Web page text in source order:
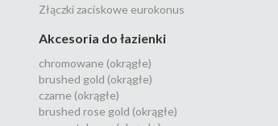
Złączki zaciskowe eurokonus
Akcesoria do łazienki
chromowane (okrągłe)
brushed gold (okrągłe)
czarne (okrągłe)
brushed rose gold (okrągłe)